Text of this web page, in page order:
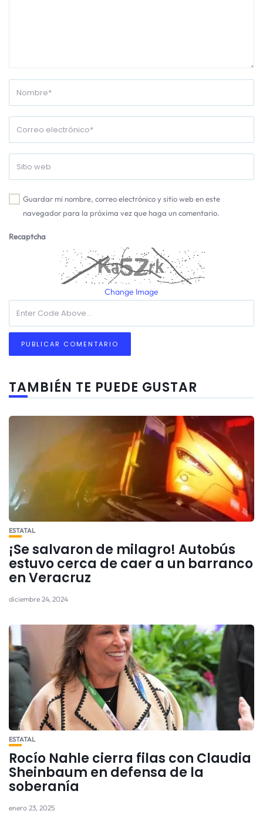
Guardar mi nombre, correo electrónico y sitio web en este
navegador para la próxima vez que haga un comentario.
Recaptcha
Change Image
TAMBIÉN TE PUEDE GUSTAR
ESTATAL
¡Se salvaron de milagro! Autobús
estuvo cerca de caer a un barranco
en Veracruz
diciembre 24, 2024
ESTATAL
Rocío Nahle cierra filas con Claudia
Sheinbaum en defensa de la
soberanía
enero 23, 2025